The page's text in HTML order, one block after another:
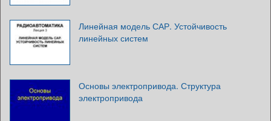
Линейная модель САР. Устойчивость
линейных систем
Основы электропривода. Структура
электропривода